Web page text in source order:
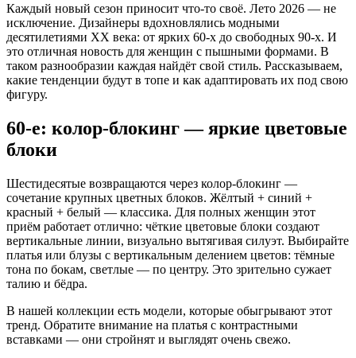
Каждый новый сезон приносит что-то своё. Лето 2026 — не
исключение. Дизайнеры вдохновлялись модными
десятилетиями XX века: от ярких 60-х до свободных 90-х. И
это отличная новость для женщин с пышными формами. В
таком разнообразии каждая найдёт свой стиль. Рассказываем,
какие тенденции будут в топе и как адаптировать их под свою
фигуру.
60-е: колор-блокинг — яркие цветовые
блоки
Шестидесятые возвращаются через колор-блокинг —
сочетание крупных цветных блоков. Жёлтый + синий +
красный + белый — классика. Для полных женщин этот
приём работает отлично: чёткие цветовые блоки создают
вертикальные линии, визуально вытягивая силуэт. Выбирайте
платья или блузы с вертикальным делением цветов: тёмные
тона по бокам, светлые — по центру. Это зрительно сужает
талию и бёдра.
В нашей коллекции есть модели, которые обыгрывают этот
тренд. Обратите внимание на платья с контрастными
вставками — они стройнят и выглядят очень свежо.